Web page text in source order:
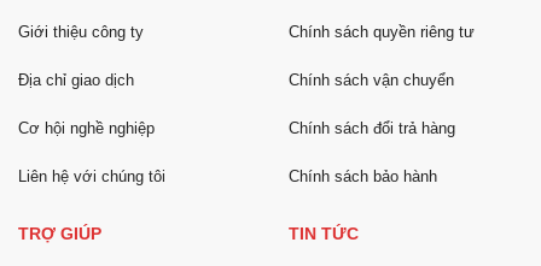
Giới thiệu công ty
Địa chỉ giao dịch
Cơ hội nghề nghiệp
Liên hệ với chúng tôi
Chính sách quyền riêng tư
Chính sách vận chuyển
Chính sách đổi trả hàng
Chính sách bảo hành
TRỢ GIÚP TIN TỨC